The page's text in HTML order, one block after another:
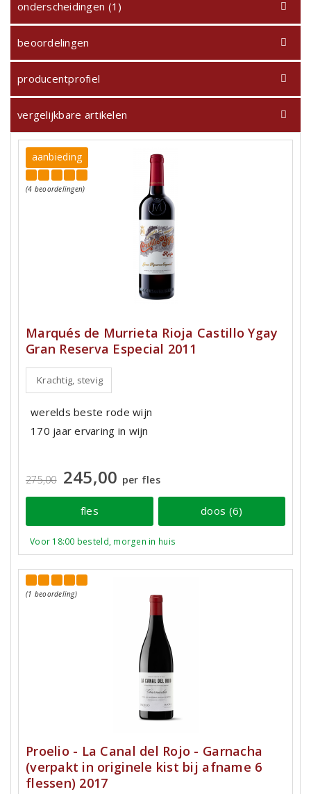
onderscheidingen (1)
beoordelingen
producentprofiel
vergelijkbare artikelen
aanbieding
(4 beoordelingen)
Marqués de Murrieta Rioja Castillo Ygay
Gran Reserva Especial 2011
Krachtig, stevig
werelds beste rode wijn
170 jaar ervaring in wijn
275,00 245,00 per fles
fles doos (6)
Voor 18:00 besteld, morgen in huis
(1 beoordeling)
Proelio - La Canal del Rojo - Garnacha
(verpakt in originele kist bij afname 6
flessen) 2017